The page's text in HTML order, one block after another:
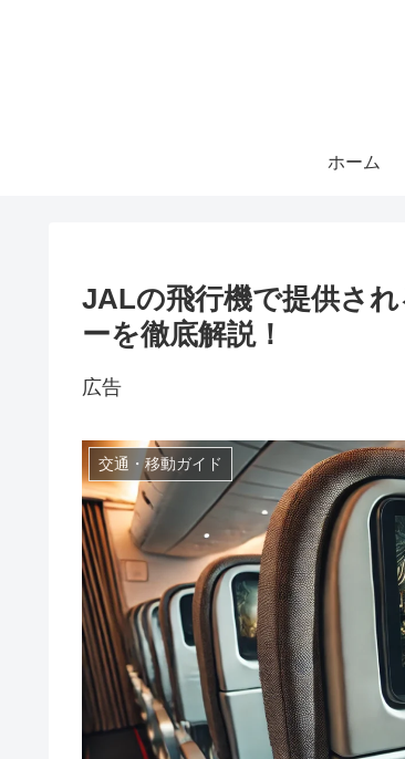
ホーム
JALの飛行機で提供さ
ーを徹底解説！
広告
交通・移動ガイド